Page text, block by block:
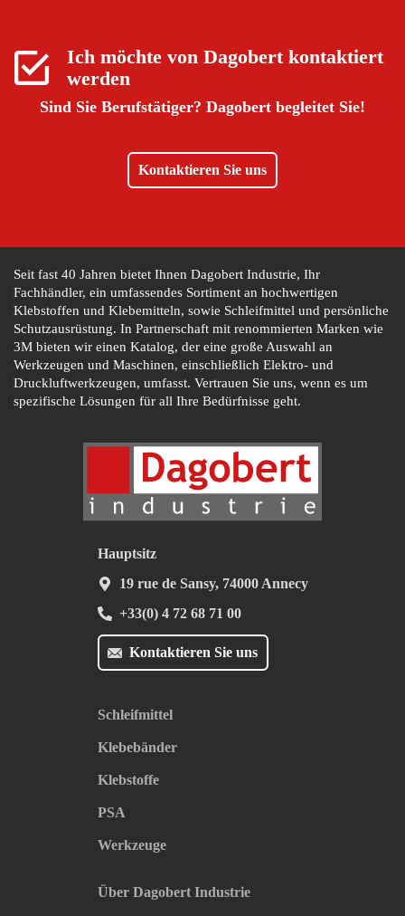
Ich möchte von Dagobertkontaktiert
werden
Sind Sie Berufstätiger? Dagobert begleitet Sie!
Kontaktieren Sie uns
Seit fast 40 Jahren bietet Ihnen Dagobert Industrie, Ihr
Fachhändler, ein umfassendes Sortiment an hochwertigen
Klebstoffen und Klebemitteln, sowie Schleifmittel und persönliche
Schutzausrüstung. In Partnerschaft mit renommierten Marken wie
3M bieten wir einen Katalog, der eine große Auswahl an
Werkzeugen und Maschinen, einschließlich Elektro- und
Druckluftwerkzeugen, umfasst. Vertrauen Sie uns, wenn es um
spezifische Lösungen für all Ihre Bedürfnisse geht.
Kontaktieren Sie uns
Hauptsitz
19 rue de Sansy, 74000 Annecy
+33(0) 4 72 68 71 00
Schleifmittel
Klebebänder
Klebstoffe
PSA
Werkzeuge
Über Dagobert Industrie